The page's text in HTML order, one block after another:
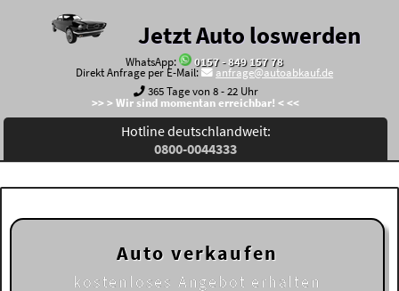
Jetzt Auto loswerden
WhatsApp:
0157 - 849 157 78
Direkt Anfrage per E-Mail:
anfrage@autoabkauf.de
365 Tage von 8 - 22 Uhr
>> > Wir sind momentan erreichbar! < <<
Hotline deutschlandweit:
0800-0044333
Auto verkaufen
kostenloses Angebot erhalten